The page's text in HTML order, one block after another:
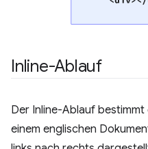
Inline-Ablauf
Der Inline-Ablauf bestimmt
einem englischen